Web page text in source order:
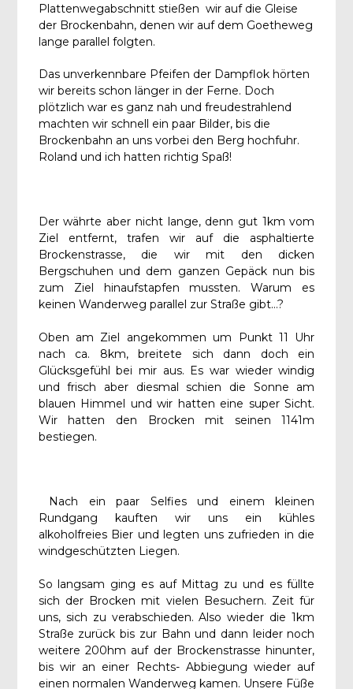
Plattenwegabschnitt stießen wir auf die Gleise
der Brockenbahn, denen wir auf dem Goetheweg
lange parallel folgten.
Das unverkennbare Pfeifen der Dampflok hörten
wir bereits schon länger in der Ferne. Doch
plötzlich war es ganz nah und freudestrahlend
machten wir schnell ein paar Bilder, bis die
Brockenbahn an uns vorbei den Berg hochfuhr.
Roland und ich hatten richtig Spaß!
Der währte aber nicht lange, denn gut 1km vom
Ziel entfernt, trafen wir auf die asphaltierte
Brockenstrasse, die wir mit den dicken
Bergschuhen und dem ganzen Gepäck nun bis
zum Ziel hinaufstapfen mussten. Warum es
keinen Wanderweg parallel zur Straße gibt…?
Oben am Ziel angekommen um Punkt 11 Uhr
nach ca. 8km, breitete sich dann doch ein
Glücksgefühl bei mir aus. Es war wieder windig
und frisch aber diesmal schien die Sonne am
blauen Himmel und wir hatten eine super Sicht.
Wir hatten den Brocken mit seinen 1141m
bestiegen.
Nach ein paar Selfies und einem kleinen
Rundgang kauften wir uns ein kühles
alkoholfreies Bier und legten uns zufrieden in die
windgeschützten Liegen.
So langsam ging es auf Mittag zu und es füllte
sich der Brocken mit vielen Besuchern. Zeit für
uns, sich zu verabschieden. Also wieder die 1km
Straße zurück bis zur Bahn und dann leider noch
weitere 200hm auf der Brockenstrasse hinunter,
bis wir an einer Rechts- Abbiegung wieder auf
einen normalen Wanderweg kamen. Unsere Füße